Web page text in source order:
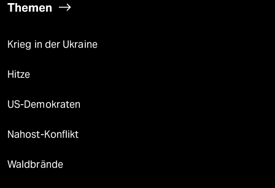
Themen
Krieg in der Ukraine
Hitze
US-Demokraten
Nahost-Konflikt
Waldbrände